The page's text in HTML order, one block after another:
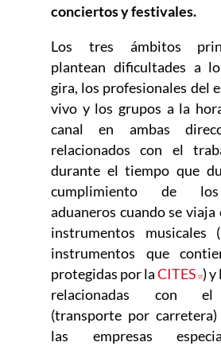
conciertos y festivales.
Los tres ámbitos
plantean dificultades a
gira, los profesionales del
vivo y los grupos a la
canal en ambas
relacionados con el
durante el tiempo que
cumplimiento de
aduaneros cuando se viaja
instrumentos musicales
instrumentos que
protegidas por laCITES ) y
relacionadas con el
(transporte por
las empresas